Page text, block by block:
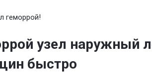
геморрой!
узел наружный
быстро